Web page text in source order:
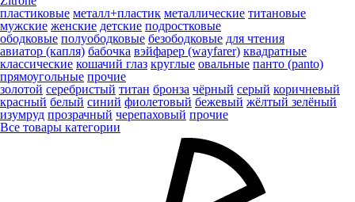
пластиковые металл+пластик металлические титановые
мужские женские детские подростковые
ободковые полуободковые безободковые для чтения
авиатор (капля) бабочка вэйфарер (wayfarer) квадратные
классические кошачий глаз круглые овальные панто (panto)
прямоугольные прочие
золотой серебристый титан бронза чёрный серый коричневый
красный белый синий фиолетовый бежевый жёлтый зелёный
изумруд прозрачный черепаховый прочие
Все товары категории